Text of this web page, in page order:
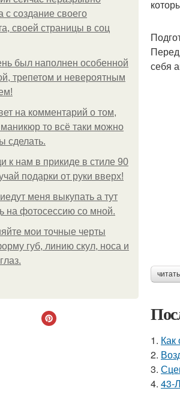
с создание своего
своей страницы в соц
был наполнен особенной
трепетом и невероятным
на комментарий о том,
маникюр то всё таки можно
сделать.
к нам в прикиде в стиле 90
подарки от руки вверх!
меня выкупать а тут
на фотосессию со мной.
мои точные черты
губ, линию скул, носа и
Перед
себя
1. Как
2.
3.
4. 43-